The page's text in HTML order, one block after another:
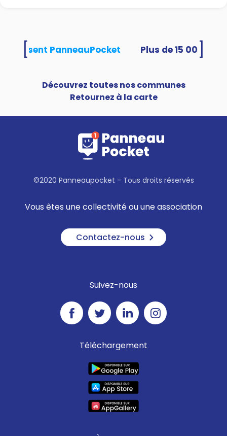
utilisent PanneauPocket
Découvrez toutes nos communes
Retournez à la carte
©2020 Panneaupocket - Tous droits réservés
Vous êtes une collectivité ou une association
Contactez-nous
Suivez-nous
Téléchargement